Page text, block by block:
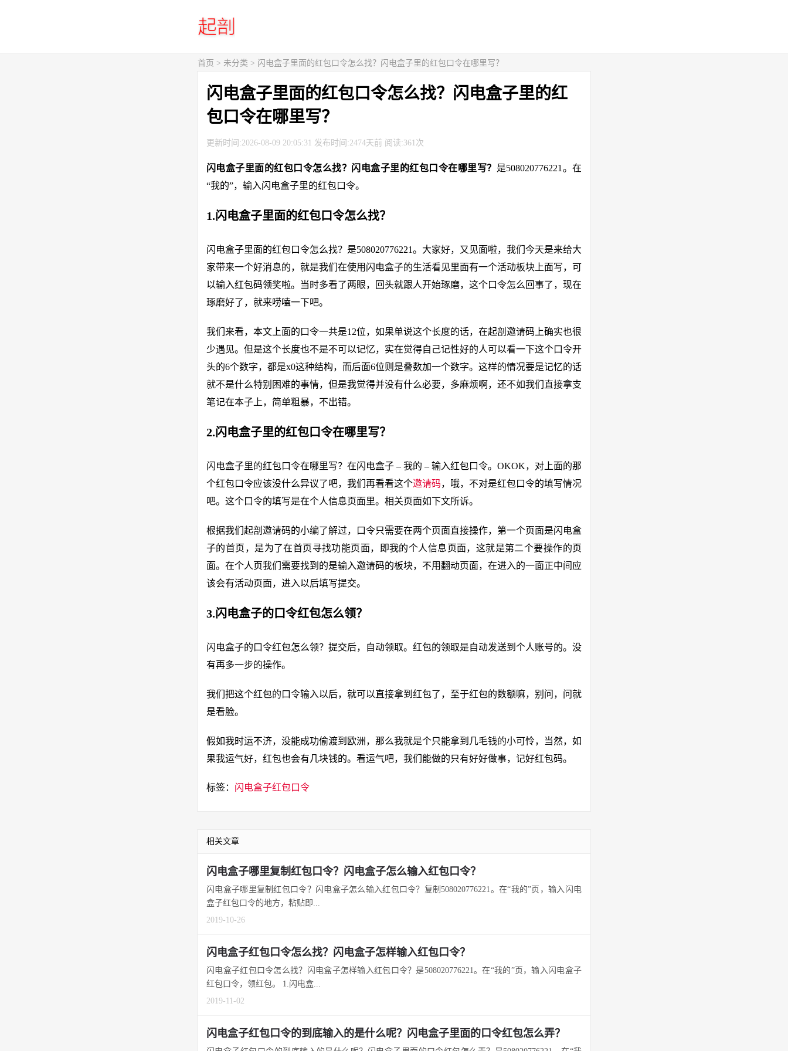
首页 > 未分类 > 闪电盒子里面的红包口令怎么找？闪电盒子里的红包口令在哪里写？
闪电盒子里面的红包口令怎么找？闪电盒子里的红
包口令在哪里写？
更新时间:2026-08-09 20:05:31 发布时间:2474天前 阅读:361次
闪电盒子里面的红包口令怎么找？闪电盒子里的红包口令在哪里写？ 是508020776221。在
“我的”，输入闪电盒子里的红包口令。
1.闪电盒子里面的红包口令怎么找？
闪电盒子里面的红包口令怎么找？是508020776221。大家好，又见面啦，我们今天是来给大
家带来一个好消息的，就是我们在使用闪电盒子的生活看见里面有一个活动板块上面写，可
以输入红包码领奖啦。当时多看了两眼，回头就跟人开始琢磨，这个口令怎么回事了，现在
琢磨好了，就来唠嗑一下吧。
我们来看，本文上面的口令一共是12位，如果单说这个长度的话，在起剖邀请码上确实也很
少遇见。但是这个长度也不是不可以记忆，实在觉得自己记性好的人可以看一下这个口令开
头的6个数字，都是x0这种结构，而后面6位则是叠数加一个数字。这样的情况要是记忆的话
就不是什么特别困难的事情，但是我觉得并没有什么必要，多麻烦啊，还不如我们直接拿支
笔记在本子上，简单粗暴，不出错。
2.闪电盒子里的红包口令在哪里写？
闪电盒子里的红包口令在哪里写？在闪电盒子 – 我的 – 输入红包口令。OKOK，对上面的那
个红包口令应该没什么异议了吧，我们再看看这个邀请码，哦，不对是红包口令的填写情况
吧。这个口令的填写是在个人信息页面里。相关页面如下文所诉。
根据我们起剖邀请码的小编了解过，口令只需要在两个页面直接操作，第一个页面是闪电盒
子的首页，是为了在首页寻找功能页面，即我的个人信息页面，这就是第二个要操作的页
面。在个人页我们需要找到的是输入邀请码的板块，不用翻动页面，在进入的一面正中间应
该会有活动页面，进入以后填写提交。
3.闪电盒子的口令红包怎么领？
闪电盒子的口令红包怎么领？提交后，自动领取。红包的领取是自动发送到个人账号的。没
有再多一步的操作。
我们把这个红包的口令输入以后，就可以直接拿到红包了，至于红包的数额嘛，别问，问就
是看脸。
假如我时运不济，没能成功偷渡到欧洲，那么我就是个只能拿到几毛钱的小可怜，当然，如
果我运气好，红包也会有几块钱的。看运气吧，我们能做的只有好好做事，记好红包码。
标签： 闪电盒子红包口令
相关文章
闪电盒子哪里复制红包口令？闪电盒子怎么输入红包口令？
闪电盒子哪里复制红包口令？闪电盒子怎么输入红包口令？复制508020776221。在“我的”页，输入闪电
盒子红包口令的地方，粘贴即...
2019-10-26
闪电盒子红包口令怎么找？闪电盒子怎样输入红包口令？
闪电盒子红包口令怎么找？闪电盒子怎样输入红包口令？是508020776221。在“我的”页，输入闪电盒子
红包口令，领红包。 1.闪电盒...
2019-11-02
闪电盒子红包口令的到底输入的是什么呢？闪电盒子里面的口令红包怎么弄？